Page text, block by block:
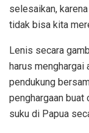
selesaikan,
tidak bisa kita
Lenis secara
harus menghargai
pendukung
penghargaan
suku di Papua